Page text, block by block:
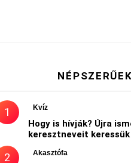
NÉPSZERŰEK
Kvíz
Hogy is hívják? Újra
keresztneveit keressük
Akasztófa